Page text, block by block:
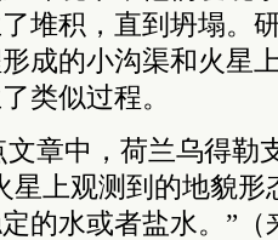
堆积，直到坍塌。
成的小沟渠和火星
类似过程。
章中，荷兰乌得勒
星上观测到的地貌
的水或者盐水。”（